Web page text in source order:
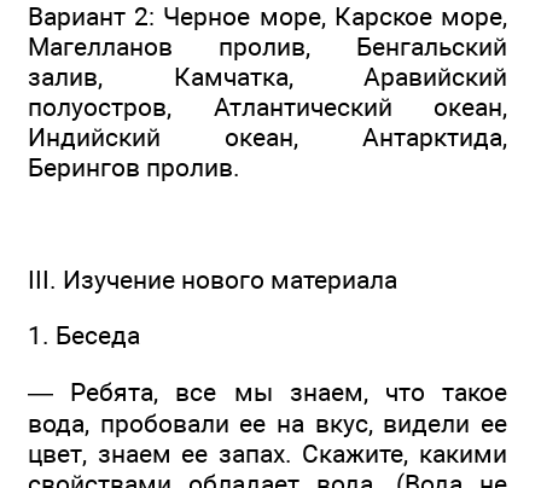
Вариант 2: Черное море, Карское море,
Магелланов пролив, Бенгальский
залив, Камчатка, Аравийский
полуостров, Атлантический океан,
Индийский океан, Антарктида,
Берингов пролив.
III. Изучение нового материала
1. Беседа
— Ребята, все мы знаем, что такое
вода, пробовали ее на вкус, видели ее
цвет, знаем ее запах. Скажите, какими